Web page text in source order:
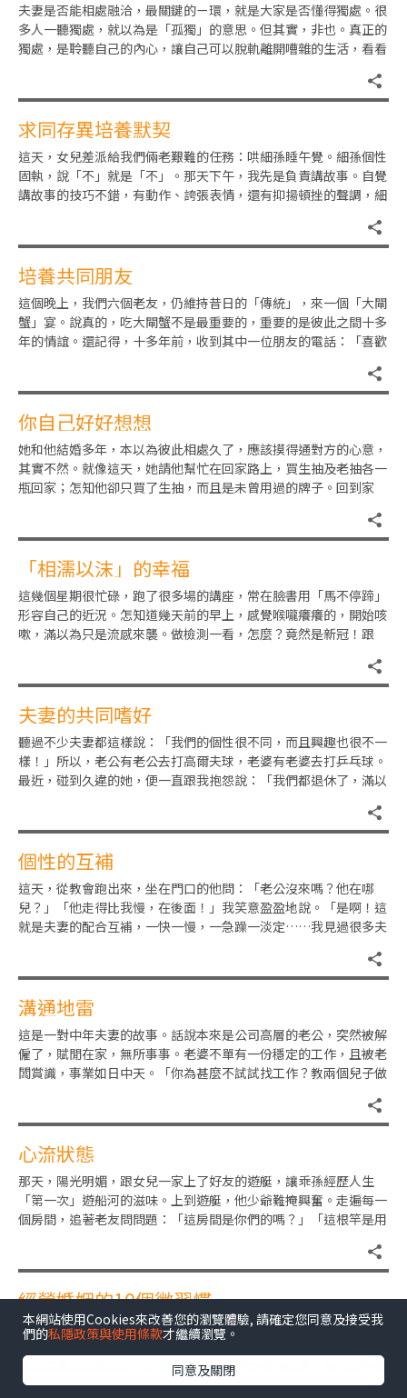
夫妻是否能相處融洽，最關鍵的ㄧ環，就是大家是否懂得獨處。很
多人一聽獨處，就以為是「孤獨」的意思。但其實，非也。真正的
獨處，是聆聽自己的內心，讓自己可以脫軌離開嘈雜的生活，看看
求同存異培養默契
這天，女兒差派給我們倆老艱難的任務：哄細孫睡午覺。細孫個性
固執，說「不」就是「不」。那天下午，我先是負責講故事。自覺
講故事的技巧不錯，有動作、誇張表情，還有抑揚頓挫的聲調，細
培養共同朋友
這個晚上，我們六個老友，仍維持昔日的「傳統」，來一個「大閘
蟹」宴。說真的，吃大閘蟹不是最重要的，重要的是彼此之間十多
年的情誼。還記得，十多年前，收到其中一位朋友的電話：「喜歡
你自己好好想想
她和他結婚多年，本以為彼此相處久了，應該摸得通對方的心意，
其實不然。就像這天，她請他幫忙在回家路上，買生抽及老抽各一
瓶回家；怎知他卻只買了生抽，而且是未曾用過的牌子。回到家
「相濡以沫」的幸福
這幾個星期很忙碌，跑了很多場的講座，常在臉書用「馬不停蹄」
形容自己的近況。怎知道幾天前的早上，感覺喉嚨癢癢的，開始咳
嗽，滿以為只是流感來襲。做檢測一看，怎麼？竟然是新冠！跟
夫妻的共同嗜好
聽過不少夫妻都這樣說：「我們的個性很不同，而且興趣也很不一
樣！」所以，老公有老公去打高爾夫球，老婆有老婆去打乒乓球。
最近，碰到久違的她，便一直跟我抱怨說：「我們都退休了，滿以
個性的互補
這天，從教會跑出來，坐在門口的他問：「老公沒來嗎？他在哪
兒？」「他走得比我慢，在後面！」我笑意盈盈地說。「是啊！這
就是夫妻的配合互補，一快一慢，一急躁一淡定……我見過很多夫
溝通地雷
這是一對中年夫妻的故事。話說本來是公司高層的老公，突然被解
僱了，賦閒在家，無所事事。老婆不單有一份穩定的工作，且被老
闆賞識，事業如日中天。「你為甚麼不試試找工作？教兩個兒子做
心流狀態
那天，陽光明媚，跟女兒一家上了好友的遊艇，讓乖孫經歷人生
「第一次」遊船河的滋味。上到遊艇，他少爺難掩興奮。走遍每一
個房間，追著老友問問題：「這房間是你們的嗎？」「這根竿是用
經營婚姻的10個微習慣
別以為結了婚，婚姻就穩固。人生不同的階段，會面對不同的衝
擊、誘惑、挫敗，說到底，婚姻是需要雙方共同經營的。而經營不
是偶而慶祝結婚周年，記得對方生日買一份禮物就算，是每天一點
一滴的用心經營，維繫彼此愛的
本網站使用Cookies來改善您的瀏覽體驗, 請確定您同意及接受我
們的私隱政策與使用條款才繼續瀏覽。
同意及關閉